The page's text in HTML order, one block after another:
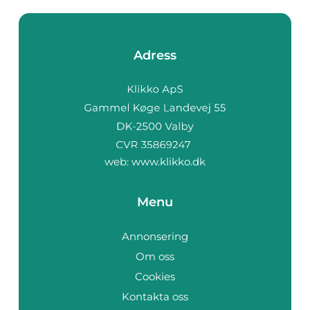
Adress
web: www.klikko.dk
Menu
Annonsering
Om oss
Cookies
Kontakta oss